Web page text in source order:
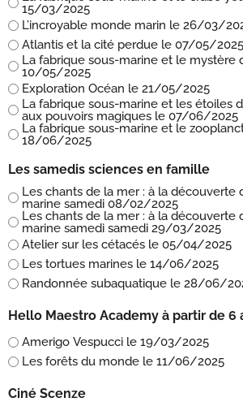
15/03/2025
L’incroyable monde marin le 26/03/
Atlantis et la cité perdue le 07/05/2025
La fabrique sous-marine et le mystère
10/05/2025
Exploration Océan le 21/05/2025
La fabrique sous-marine et les étoiles
aux pouvoirs magiques le 07/06/2025
La fabrique sous-marine et le
18/06/2025
Les samedis sciences en famille
Les chants de la mer : à la découverte
marine samedi 08/02/2025
Les chants de la mer : à la découverte
marine samedi samedi 29/03/2025
Atelier sur les cétacés le 05/04/2025
Les tortues marines le 14/06/2025
Randonnée subaquatique le 28/06/
Hello Maestro Academy à partir de 6
Amerigo Vespucci le 19/03/2025
Les forêts du monde le 11/06/2025
Ciné Scenze